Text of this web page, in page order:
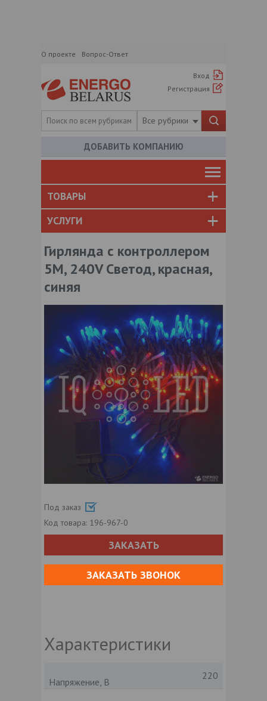
О проекте Вопрос-Ответ
Вход
Регистрация
Все рубрики
ДОБАВИТЬ КОМПАНИЮ
ТОВАРЫ
УСЛУГИ
Гирлянда с контроллером
5M, 240V Светод, красная,
синяя
Под заказ
Код товара: 196-967-0
ЗАКАЗАТЬ
ЗАКАЗАТЬ ЗВОНОК
Характеристики
Напряжение, В
220